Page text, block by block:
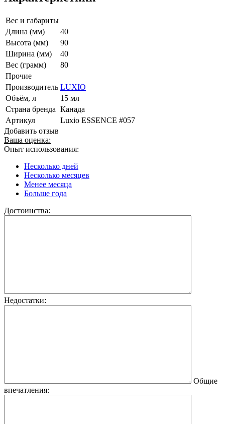
Вес и габариты
Длина (мм)
40
Высота (мм)
90
Ширина (мм)
40
Вес (грамм)
80
Прочие
Производитель LUXIO
Объём, л
15 мл
Страна бренда Канада
Артикул
Luxio ESSENCE #057
Добавить отзыв
Ваша оценка:
Опыт использования:
Несколько дней
Несколько месяцев
Менее месяца
Больше года
Достоинства:
Недостатки:
Общие
впечатления: